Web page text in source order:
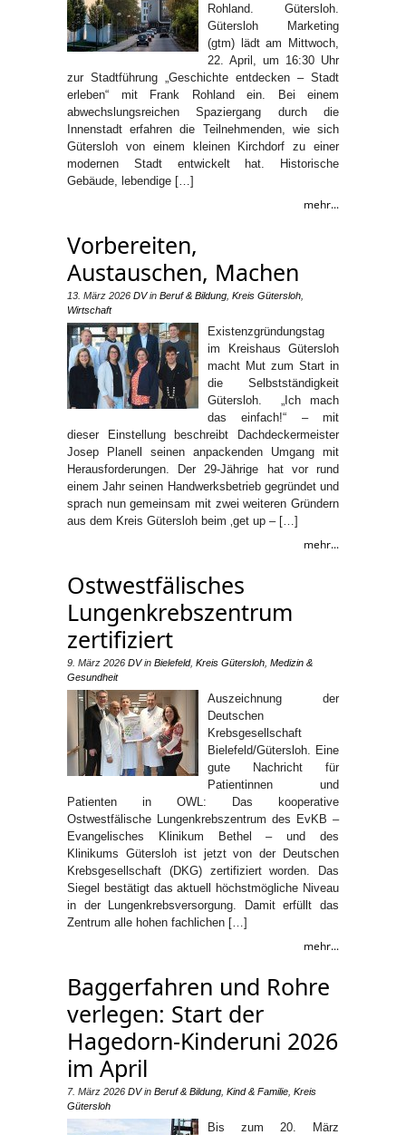
Rohland. Gütersloh.
Gütersloh Marketing
(gtm) lädt am Mittwoch,
22. April, um 16:30 Uhr
zur Stadtführung „Geschichte entdecken – Stadt
erleben“ mit Frank Rohland ein. Bei einem
abwechslungsreichen Spaziergang durch die
Innenstadt erfahren die Teilnehmenden, wie sich
Gütersloh von einem kleinen Kirchdorf zu einer
modernen Stadt entwickelt hat. Historische
Gebäude, lebendige […]
mehr...
Vorbereiten,
Austauschen, Machen
13. März 2026 DVin Beruf & Bildung Kreis Gütersloh
Wirtschaft
Existenzgründungstag
im Kreishaus Gütersloh
macht Mut zum Start in
die Selbstständigkeit
Gütersloh. „Ich mach
das einfach!“ – mit
dieser Einstellung beschreibt Dachdeckermeister
Josep Planell seinen anpackenden Umgang mit
Herausforderungen. Der 29-Jährige hat vor rund
einem Jahr seinen Handwerksbetrieb gegründet und
sprach nun gemeinsam mit zwei weiteren Gründern
aus dem Kreis Gütersloh beim ‚get up – […]
mehr...
Ostwestfälisches
Lungenkrebszentrum
zertifiziert
9. März 2026 DVin Bielefeld, Kreis Gütersloh Medizin &
Gesundheit
Auszeichnung der
Deutschen
Krebsgesellschaft
Bielefeld/Gütersloh. Eine
gute Nachricht für
Patientinnen und
Patienten in OWL: Das kooperative
Ostwestfälische Lungenkrebszentrum des EvKB –
Evangelisches Klinikum Bethel – und des
Klinikums Gütersloh ist jetzt von der Deutschen
Krebsgesellschaft (DKG) zertifiziert worden. Das
Siegel bestätigt das aktuell höchstmögliche Niveau
in der Lungenkrebsversorgung. Damit erfüllt das
Zentrum alle hohen fachlichen […]
mehr...
Baggerfahren und Rohre
verlegen: Start der
Hagedorn-Kinderuni 2026
im April
7. März 2026 DVin Beruf & Bildung Kind & Familie Kreis
Gütersloh
Bis zum 20. März